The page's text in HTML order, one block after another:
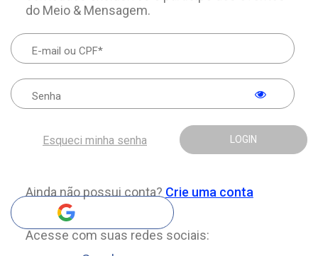
do Meio & Mensagem.
LOGIN
Esqueci minha senha
Ainda não possui conta? Crie uma conta
Acesse com suas redes sociais: